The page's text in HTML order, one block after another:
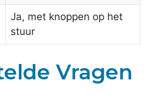
Ja, met knoppen op het
stuur
Vragen